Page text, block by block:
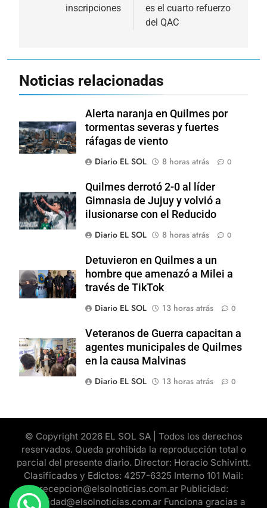
inscripciones
es el cuarto refuerzo
del QAC
Noticias relacionadas
Alerta naranja en Quilmes por
tormentas severas y fuertes
ráfagas de viento
Diario EL SOL
8 horas atrás 0
Quilmes derrotó 2-0 al líder
Gimnasia de Jujuy y volvió a
ilusionarse con el Reducido
Diario EL SOL
8 horas atrás 0
Detuvieron en Quilmes a un
hombre que amenazó a Milei a
través de TikTok
Diario EL SOL
13 horas atrás 0
Veteranos de Guerra capacitan a
agentes municipales de Quilmes
en la causa Malvinas
Diario EL SOL
13 horas atrás 0
© Copyright 2026 EL SOL SA | Todos los derechos
reservados. Queda prohibida la reproducción total o
parcial del presente diario. Director: Horacio Schivintt.
Clasificados y Edictos: 4257-6325 Interno 101 Mail:
recepcion@elsolnoticias.com.ar Publicidad:
publicidad@elsolnoticias.com.ar Funciona gracias a